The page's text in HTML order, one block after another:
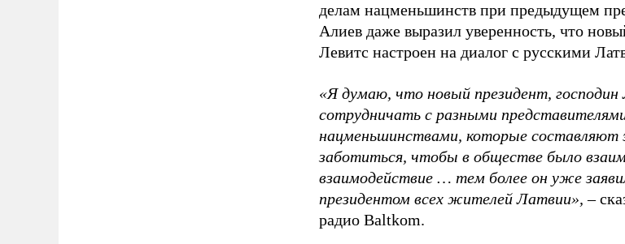
делам нацменьшинств при предыдущем
Алиев даже выразил уверенность, что
Левитс настроен на диалог с русскими
«Я думаю, что новый президент, господин
сотрудничать с разными
нацменьшинствами, которые
заботиться, чтобы в обществе было
взаимодействие … тем более он уже
президентом всех жителей Латвии», –
радио Baltkom.